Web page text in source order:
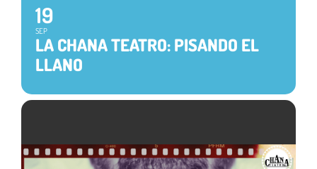
19
SEP
LA CHANA TEATRO: PISANDO EL
LLANO